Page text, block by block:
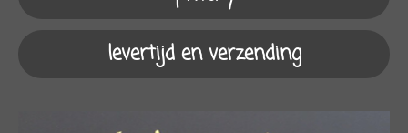
levertijd en verzending